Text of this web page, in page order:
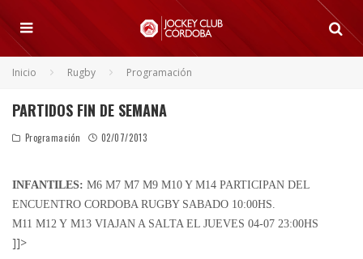
Inicio Rugby Programación
PARTIDOS FIN DE SEMANA
Programación 02/07/2013
INFANTILES: M6 M7 M7 M9 M10 Y M14 PARTICIPAN DEL
ENCUENTRO CORDOBA RUGBY SABADO 10:00HS.
M11 M12 Y M13 VIAJAN A SALTA EL JUEVES 04-07 23:00HS
]]>